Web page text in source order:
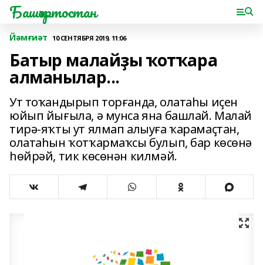
Башҡортостан
Йәмғиәт 10 СЕНТЯБРЯ 2019, 11:06
Батыр малайҙы ҡотҡара
алманылар...
Ут тоҡандырып торғанда, олатаһы иҫен
юйып йығыла, ә мунса яна башлай. Малай
тирә-яҡты ут ялмап алыуға ҡарамаҫтан,
олатаһын ҡотҡармаҡсы булып, бар көсөнә
һөйрәй, тик көсөнән килмәй.